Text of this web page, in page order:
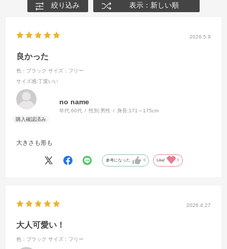
絞り込み 表示：新しい順
2026.5.9
良かった
色：ブラック サイズ：フリー
サイズ感:丁度いい
no name
年代:60代 性別:男性 身長:171～175cm
大きさも形も
参考になった 0 Like! 0
2026.4.27
大人可愛い！
色：ブラック サイズ：フリー